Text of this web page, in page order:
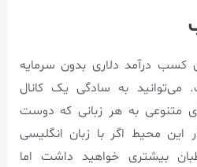
کسب درآمد دلاری بدون سرمایه
می‌توانید به سادگی یک کانال
متنوعی به هر زبانی که دوست
این محیط اگر با زبان انگلیسی
بیشتری خواهید داشت اما